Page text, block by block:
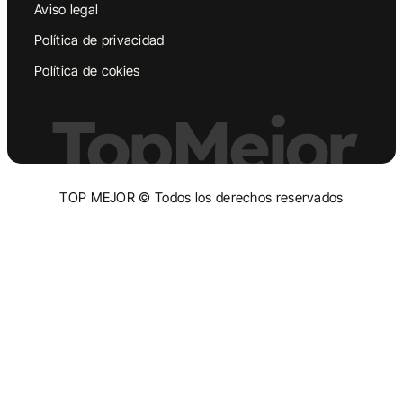
Aviso legal
Política de privacidad
Política de cokies
TopMejor
TOP MEJOR © Todos los derechos reservados